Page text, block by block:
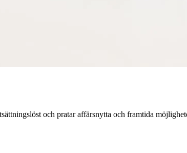
och pratar affärsnytta och framtida